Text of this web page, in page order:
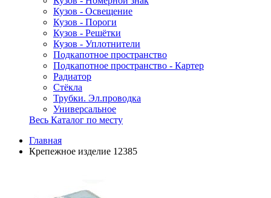
Кузов - Освещение
Кузов - Пороги
Кузов - Решётки
Кузов - Уплотнители
Подкапотное пространство
Подкапотное пространство - Картер
Радиатор
Стёкла
Трубки. Эл.проводка
Универсальное
Весь Каталог по месту
Главная
Крепежное изделие 12385